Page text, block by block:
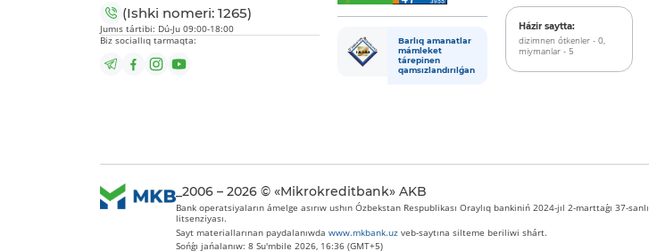
(Ishki nomeri: 1265)
Jumıs tártibi: Dú-Ju 09:00-18:00
Biz sociallıq tarmaqta:
Barlıq amanatlar
mámleket
tárepinen
qamsızlandırılǵan
Házir saytta:
dizimnen ótkenler - 0,
miymanlar - 5
_2006 – 2026 © «Mikrokreditbank» AKB
Bank operatsiyaların ámelge asırıw ushın Ózbekstan Respublikası Oraylıq bankiniń 2024-jıl 2-marttaǵı 37-sanlı
litsenziyası.
Sayt materiallarınan paydalanıwdawww.mkbank.uz veb-saytına silteme beriliwi shárt.
Sońǵı jańalanıw: 8 Su'mbile 2026, 16:36 (GMT+5)